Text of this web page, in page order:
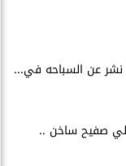
عن السباحه في...
علي صفيح ساخن ..